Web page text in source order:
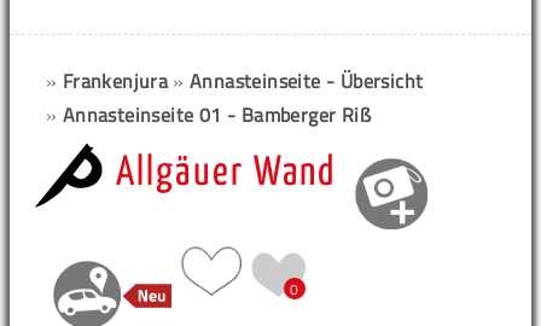
» Frankenjura»Annasteinseite - Übersicht
» Annasteinseite 01 - Bamberger Riß
Allgäuer Wand
0